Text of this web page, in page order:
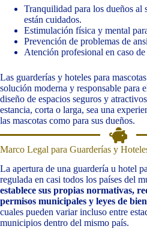
Tranquilidad para los dueños al
están cuidados.
Estimulación física y mental
Prevención de problemas de
Atención profesional en caso de
Las guarderías y hoteles para
solución moderna y responsable para
diseño de espacios seguros y
estancia, corta o larga, sea una
las mascotas como para sus dueños.
Marco Legal para Guarderías y
La apertura de una guardería u hotel
regulada en casi todos los países del
establece sus propias normativas,
permisos municipales y leyes de
cuales pueden variar incluso entre
municipios dentro del mismo país.